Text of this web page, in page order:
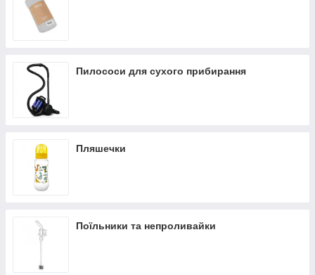
Пилососи для сухого прибирання
Пляшечки
Поїльники та непроливайки